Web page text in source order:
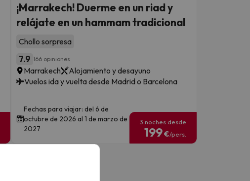
¡Marrakech! Duerme en un riad y
relájate en un hammam tradicional
Chollo sorpresa
7.9 166 opiniones
Marrakech
Alojamiento y desayuno
Vuelos ida y vuelta desde Madrid o Barcelona
Fechas para viajar: del 6 de
octubre de 2026 al 1 de marzo de
2027
3 noches desde
199€/pers.